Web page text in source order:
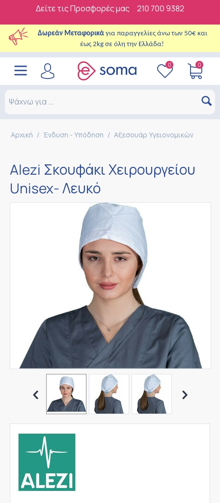
Δείτε τις Προσφορές μας 210 700 9382
Δωρεάν Μεταφορικά για παραγγελίες άνω των 50€ και
έως 2kg σε όλη την Ελλάδα!
0 0
Αρχική / Ένδυση - Υπόδηση / Αξεσουάρ Υγειονομικών
Alezi Σκουφάκι Χειρουργείου
Unisex- Λευκό